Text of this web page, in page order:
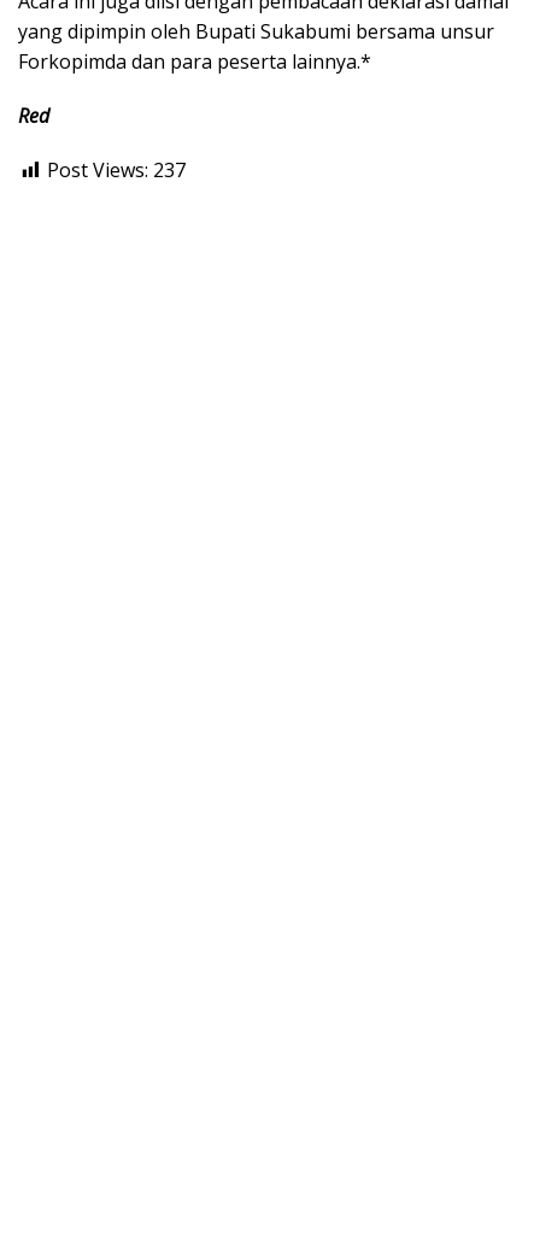
yang dipimpin oleh Bupati Sukabumi bersama unsur
Forkopimda dan para peserta lainnya.*
Red
Post Views: 237